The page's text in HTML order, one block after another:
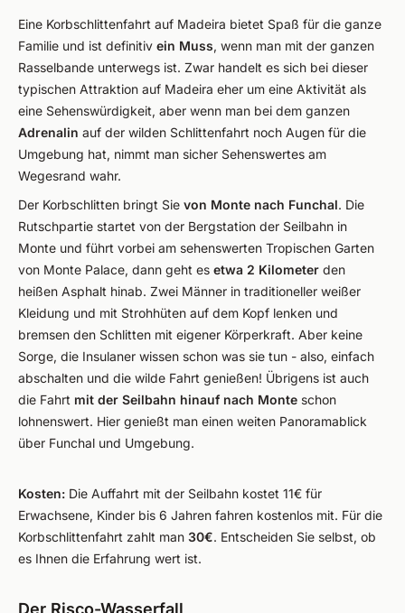
Eine Korbschlittenfahrt auf Madeira bietet Spaß für die ganze
Familie und ist definitiv ein Muss, wenn man mit der ganzen
Rasselbande unterwegs ist. Zwar handelt es sich bei dieser
typischen Attraktion auf Madeira eher um eine Aktivität als
eine Sehenswürdigkeit, aber wenn man bei dem ganzen
Adrenalin auf der wilden Schlittenfahrt noch Augen für die
Umgebung hat, nimmt man sicher Sehenswertes am
Wegesrand wahr.
Der Korbschlitten bringt Sie von Monte nach Funchal. Die
Rutschpartie startet von der Bergstation der Seilbahn in
Monte und führt vorbei am sehenswerten Tropischen Garten
von Monte Palace, dann geht es etwa 2 Kilometer den
heißen Asphalt hinab. Zwei Männer in traditioneller weißer
Kleidung und mit Strohhüten auf dem Kopf lenken und
bremsen den Schlitten mit eigener Körperkraft. Aber keine
Sorge, die Insulaner wissen schon was sie tun - also, einfach
abschalten und die wilde Fahrt genießen! Übrigens ist auch
die Fahrt mit der Seilbahn hinauf nach Monte schon
lohnenswert. Hier genießt man einen weiten Panoramablick
über Funchal und Umgebung.
Kosten: Die Auffahrt mit der Seilbahn kostet 11€ für
Erwachsene, Kinder bis 6 Jahren fahren kostenlos mit. Für die
Korbschlittenfahrt zahlt man 30€. Entscheiden Sie selbst, ob
es Ihnen die Erfahrung wert ist.
Der Risco-Wasserfall